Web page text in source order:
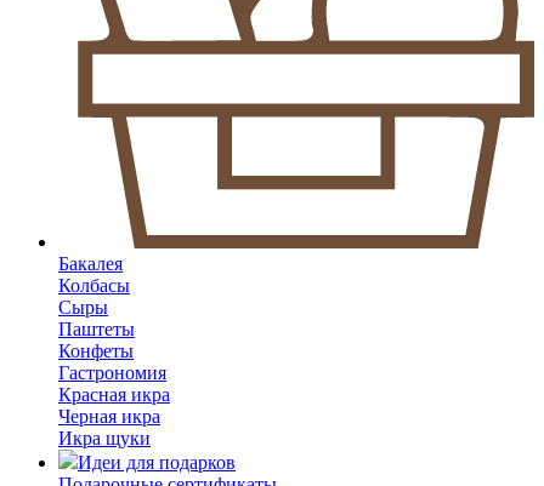
Бакалея
Колбасы
Сыры
Паштеты
Конфеты
Гастрономия
Красная икра
Черная икра
Икра щуки
Идеи для подарков